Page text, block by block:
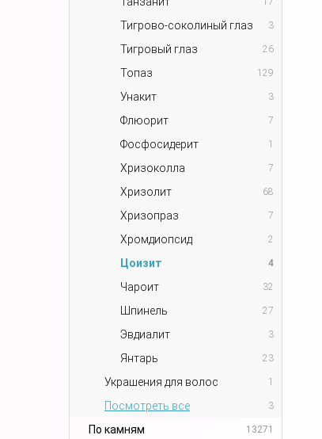
Тигрово-соколиный глаз 3
Тигровый глаз 26
Топаз 129
Унакит 3
Флюорит 7
Фосфосидерит 1
Хризоколла 7
Хризолит 68
Хризопраз 7
Хромдиопсид 2
Цоизит 4
Чароит 32
Шпинель 27
Эвдиалит 3
Янтарь 23
Украшения для волос 1
Посмотреть все 3
По камням 13271